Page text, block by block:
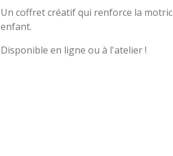
Un coffret créatif qui renforce la
enfant.
Disponible en ligne ou à l'atelier !